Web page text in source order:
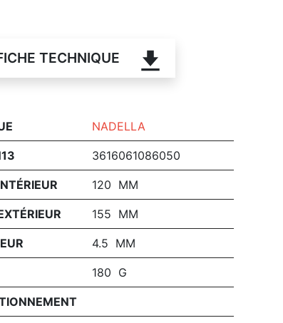
TECHNIQUE
NADELLA
3616061086050
120 MM
155 MM
4.5 MM
180 G